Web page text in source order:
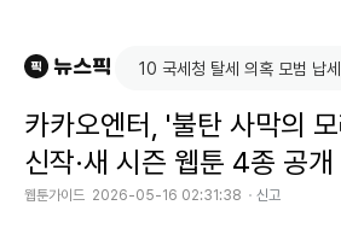
카카오엔터, '불탄 사막의
신작·새 시즌 웹툰 4종 공개
웹툰가이드 2026-05-16 02:31:38 신고